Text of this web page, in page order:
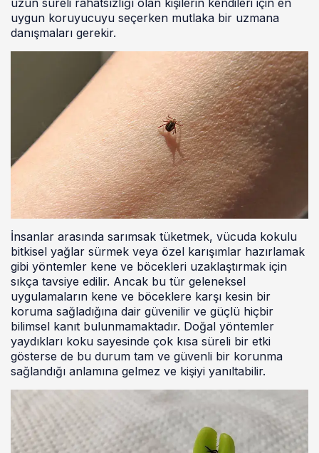
uygun koruyucuyu seçerken mutlaka bir uzmana
danışmaları gerekir.
İnsanlar arasında sarımsak tüketmek, vücuda kokulu
bitkisel yağlar sürmek veya özel karışımlar hazırlamak
gibi yöntemler kene ve böcekleri uzaklaştırmak için
sıkça tavsiye edilir. Ancak bu tür geleneksel
uygulamaların kene ve böceklere karşı kesin bir
koruma sağladığına dair güvenilir ve güçlü hiçbir
bilimsel kanıt bulunmamaktadır. Doğal yöntemler
yaydıkları koku sayesinde çok kısa süreli bir etki
gösterse de bu durum tam ve güvenli bir korunma
sağlandığı anlamına gelmez ve kişiyi yanıltabilir.